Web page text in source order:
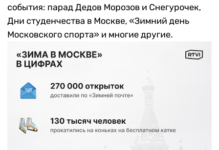
события: парад Дедов Морозов и Снегурочек,
Дни студенчества в Москве, «Зимний день
Московского спорта» и многие другие.